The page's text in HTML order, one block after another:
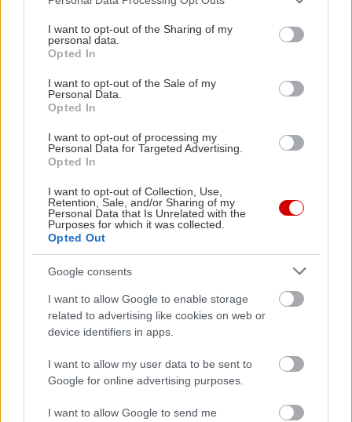
not limited to your visit or usage behaviour. You may click to
grant or deny consent to Google and its third-party tags to
use your data for below specified purposes in below Google
consent section.
I want to opt-out of the Sharing of my
personal data.
Opted In
I want to opt-out of the Sale of my
Personal Data.
Opted In
I want to opt-out of processing my
Personal Data for Targeted Advertising.
Opted In
I want to opt-out of Collection, Use,
Retention, Sale, and/or Sharing of my
Personal Data that Is Unrelated with the
Purposes for which it was collected.
Opted Out
Google consents
I want to allow Google to enable storage
related to advertising like cookies on web or
device identifiers in apps.
I want to allow my user data to be sent to
Google for online advertising purposes.
I want to allow Google to send me
Οκτώ θεατρικές παραστάσεις από τις ομάδες των
δήμων της Αττικής, μία κάθε μέρα, θα δούμε στο
ατμοσφαιρικό Κηποθέατρο της Νίκαιας (στη
Ενδεικτικά ξεχωρίζουμε το «Καλιφόρνια Ντριμιν»
του Βασίλη Κατσικονούρη από το Θεατρικό
Εργαστήρι Δήμου Νίκαιας-Αγ.Ι. Ρέντη «Ρενδία
Λέξις» την Παρασκευή 2/9 και την κωμωδία «Ποια
Ελένη» των Ρέππα-Παπαθανασίου από το
Θεατρικό εργαστήρι Δήμου Αγίου Δημητρίου την
Πέμπτη 8/9.
Enigma 2: Έκθεση του Κωστή Γεωργίου στον
Από την 1η έως τις 20 Σεπτεμβρίου
Ο διεθνώς καταξιωμένος ζωγράφος και γλύπτης